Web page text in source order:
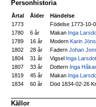
Personhistoria
Årtal Ålder
Händelse
1773
Födelse 1773-10-
1780 6 år Makan Inga
1789
16 år ModernKarin
1802
28 år FadernJohan
1804
31 år Vigsel Inga
1807 33 år Dottern Inga
1819
45 år Makan Inga
1834
60 år Död 1834-02-26
Källor